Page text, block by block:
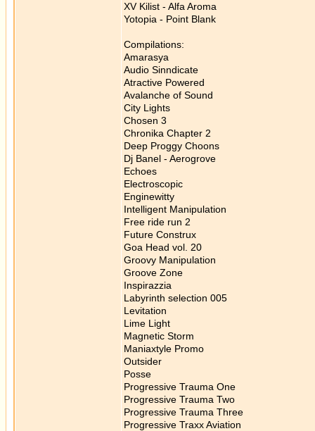
XV Kilist - Alfa Aroma
Yotopia - Point Blank
Compilations:
Amarasya
Audio Sinndicate
Atractive Powered
Avalanche of Sound
City Lights
Chosen 3
Chronika Chapter 2
Deep Proggy Choons
Dj Banel - Aerogrove
Echoes
Electroscopic
Enginewitty
Intelligent Manipulation
Free ride run 2
Future Construx
Goa Head vol. 20
Groovy Manipulation
Groove Zone
Inspirazzia
Labyrinth selection 005
Levitation
Lime Light
Magnetic Storm
Maniaxtyle Promo
Outsider
Posse
Progressive Trauma One
Progressive Trauma Two
Progressive Trauma Three
Progressive Traxx Aviation